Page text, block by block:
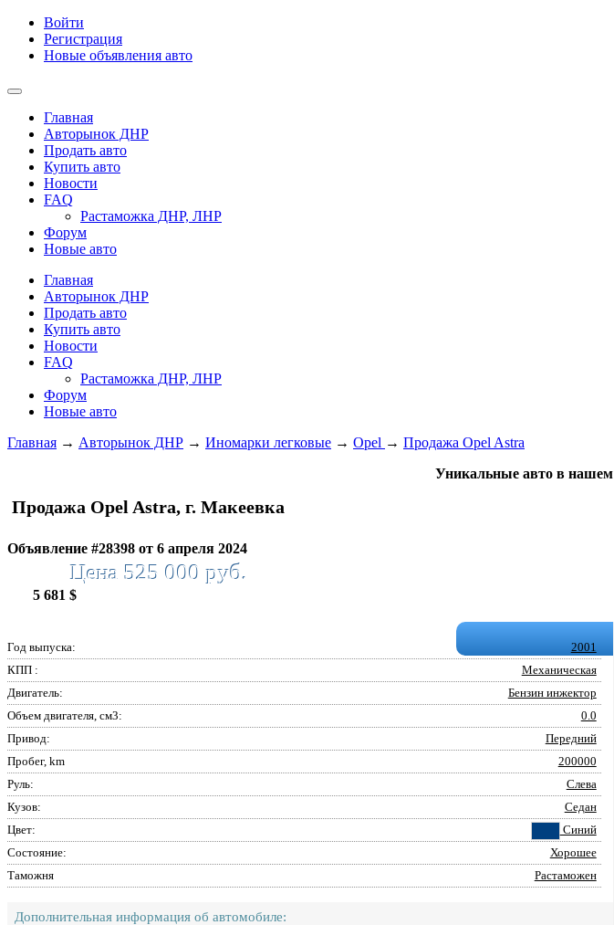
Войти
Регистрация
Новые объявления авто
Главная
Авторынок ДНР
Продать авто
Купить авто
Новости
FAQ
Растаможка ДНР, ЛНР
Форум
Новые авто
Главная
Авторынок ДНР
Продать авто
Купить авто
Новости
FAQ
Растаможка ДНР, ЛНР
Форум
Новые авто
Главная → Авторынок ДНР → Иномарки легковые → Opel → Продажа Opel Astra
Уникальные авто в нашем
Продажа Opel Astra, г. Макеевка
Объявление #28398 от 6 апреля 2024
Цена 525 000 руб.
5 681 $
Год выпуска:
2001
КПП :
Механическая
Двигатель:
Бензин инжектор
Объем двигателя, см3:
0.0
Привод:
Передний
Пробег, km
200000
Руль:
Слева
Кузов:
Седан
Цвет:
Синий
Состояние:
Хорошее
Таможня
Растаможен
Дополнительная информация об автомобиле: